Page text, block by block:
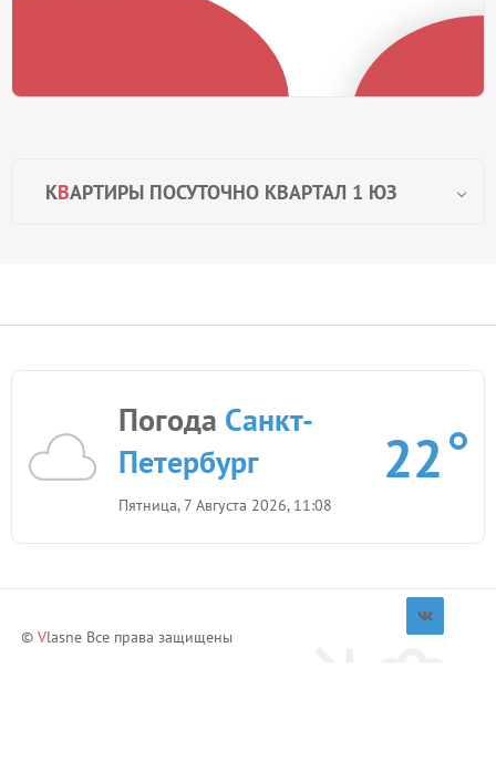
КВАРТИРЫ ПОСУТОЧНО КВАРТАЛ 1 ЮЗ
Погода Санкт-
Петербург
Пятница, 7 Августа 2026, 11:08
22
© Vlasne Все права защищены